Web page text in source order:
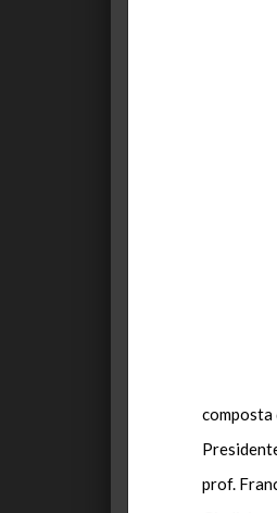
composta
prof.